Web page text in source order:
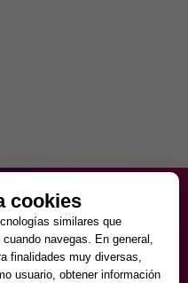
- 20:00
cookies
similares que
navegas. En general,
finalidades muy diversas,
usuario, obtener información